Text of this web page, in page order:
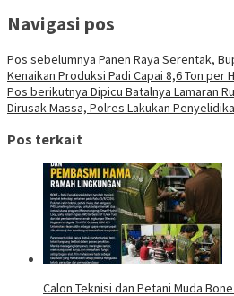
Navigasi pos
Pos sebelumnya Panen Raya Serentak,
Kenaikan Produksi Padi Capai 8,6 Ton per
Pos berikutnya Dipicu Batalnya Lamaran
Dirusak Massa, Polres Lakukan
Pos terkait
Calon Teknisi dan Petani Muda